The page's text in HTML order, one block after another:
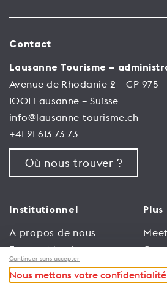
Contact
Lausanne Tourisme –
Avenue de Rhodanie 2 – CP 975
1001 Lausanne – Suisse
info@lausanne-tourisme.ch
+41 21 613 73 73
Où nous trouver ?
Institutionnel
A propos de nous
Espace Membres
Emploi
Plus
Continuer sans accepter
Nous mettons votre